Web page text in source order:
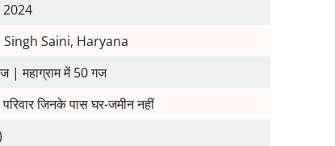
Singh Saini, Haryana
| महाग्राम में 50 गज
जिनके पास घर-जमीन नहीं